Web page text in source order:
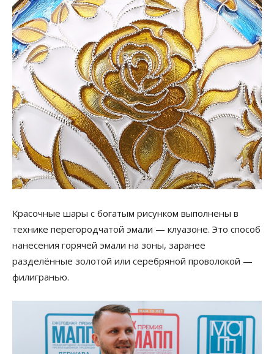
Красочные шары с богатым рисунком выполнены в
технике перегородчатой эмали — клуазоне. Это способ
нанесения горячей эмали на зоны, заранее
разделённые золотой или серебряной проволокой —
филигранью.